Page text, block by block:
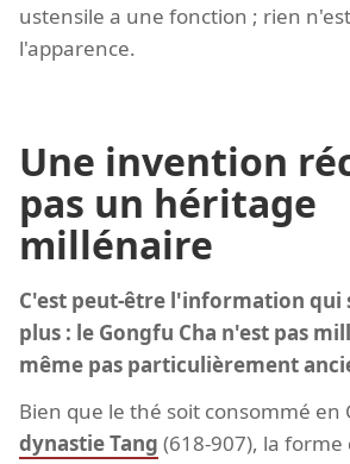
ustensile a une fonction ; rien
l'apparence.
Une invention
pas un héritage
millénaire
C'est peut-être l'information qui
plus : le Gongfu Cha n'est pas
même pas particulièrement
Bien que le thé soit consommé en
dynastie Tang (618-907), la